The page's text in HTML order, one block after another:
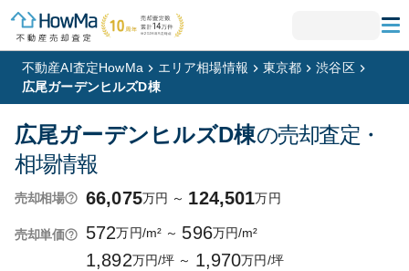
不動産AI査定HowMa エリア相場情報 東京都
渋谷区
広尾ガーデンヒルズD棟
広尾ガーデンヒルズD棟の売却査定・
相場情報
売却相場 66,075万円 ～ 124,501万円
売却単価 572万円/m² ～ 596万円/m²
1,892万円/坪 ～ 1,970万円/坪